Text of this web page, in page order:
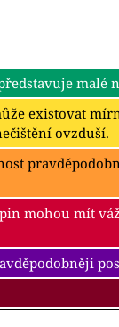
malé
existovat
ovzduší.
mohou mít